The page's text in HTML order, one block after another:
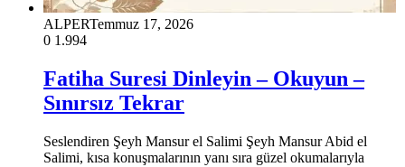
ALPERTemmuz 17, 2026
0 1.994
Fatiha Suresi Dinleyin – Okuyun –
Sınırsız Tekrar
Seslendiren Şeyh Mansur el Salimi Şeyh Mansur Abid el
Salimi, kısa konuşmalarının yanı sıra güzel okumalarıyla